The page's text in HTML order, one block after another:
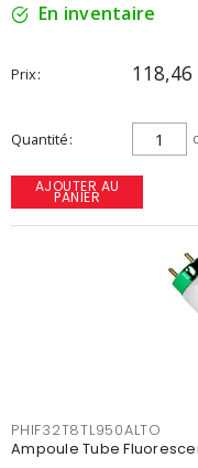
En inventaire
Prix 118,46
Quantité
AJOUTER AU
PANIER
PHIF32T8TL950ALTO
Ampoule Tube